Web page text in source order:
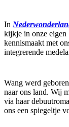
In
kijkje in onze eigen
kennismaakt met
integrerende
Wang werd
naar ons land. Wij
via haar
ons een spiegeltje